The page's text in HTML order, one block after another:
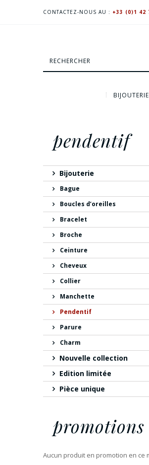
CONTACTEZ-NOUS AU : +33 (0)1 42
BIJOUTERIE
pendentif
Bijouterie
Bague
Boucles d’oreilles
Bracelet
Broche
Ceinture
Cheveux
Collier
Manchette
Pendentif
Parure
Charm
Nouvelle collection
Edition limitée
Pièce unique
promotions
Aucun produit en promotion en ce